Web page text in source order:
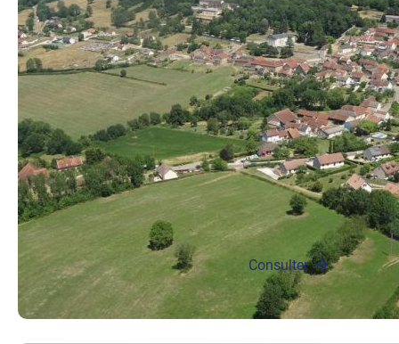
tuilerie »l’art de vivre
en banlieue
Les Parisiens et
les (frais)
résidents
secondaires
prononcent« Mé-
né-treux» en
détachant bien les
syllabes, avec…
Consulter